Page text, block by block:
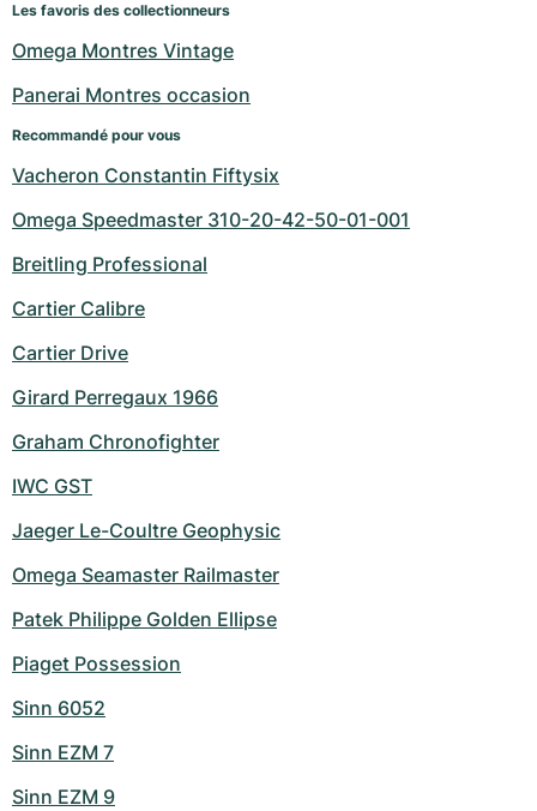
Les favoris des collectionneurs
Omega Montres Vintage
Panerai Montres occasion
Recommandé pour vous
Vacheron Constantin Fiftysix
Omega Speedmaster 310-20-42-50-01-001
Breitling Professional
Cartier Calibre
Cartier Drive
Girard Perregaux 1966
Graham Chronofighter
IWC GST
Jaeger Le-Coultre Geophysic
Omega Seamaster Railmaster
Patek Philippe Golden Ellipse
Piaget Possession
Sinn 6052
Sinn EZM 7
Sinn EZM 9